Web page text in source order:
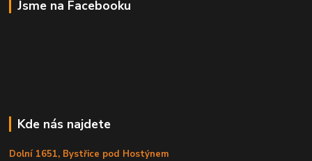
Jsme na Facebooku
Kde nás najdete
Dolní 1651, Bystřice pod Hostýnem